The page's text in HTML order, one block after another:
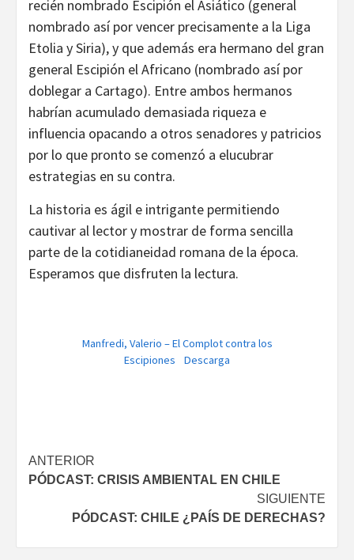
recién nombrado Escipión el Asiático (general
nombrado así por vencer precisamente a la Liga
Etolia y Siria), y que además era hermano del gran
general Escipión el Africano (nombrado así por
doblegar a Cartago). Entre ambos hermanos
habrían acumulado demasiada riqueza e
influencia opacando a otros senadores y patricios
por lo que pronto se comenzó a elucubrar
estrategias en su contra.
La historia es ágil e intrigante permitiendo
cautivar al lector y mostrar de forma sencilla
parte de la cotidianeidad romana de la época.
Esperamos que disfruten la lectura.
Manfredi, Valerio – El Complot contra los
Escipiones
Descarga
Navegación
de
entradas
ANTERIOR
PÓDCAST: CRISIS AMBIENTAL EN CHILE
SIGUIENTE
PÓDCAST: CHILE ¿PAÍS DE DERECHAS?